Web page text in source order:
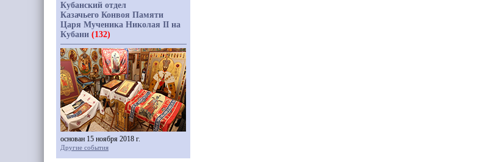
Кубанский отдел
Казачьего Конвоя Памяти
Царя Мученика Николая II на
Кубани (132)
основан 15 ноября 2018 г.
Другие события